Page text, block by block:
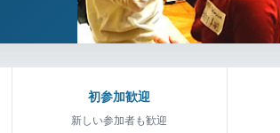
初参加歓迎
新しい参加者も歓迎